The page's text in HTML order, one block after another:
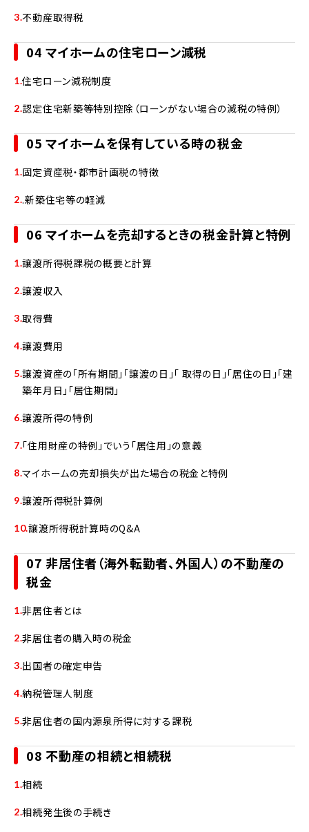
不動産取得税
04 マイホームの住宅ローン減税
住宅ローン減税制度
認定住宅新築等特別控除（ローンがない場合の減税の特例）
05 マイホームを保有している時の税金
固定資産税・都市計画税の特徴
.新築住宅等の軽減
06 マイホームを売却するときの税金計算と特例
譲渡所得税課税の概要と計算
譲渡収入
取得費
譲渡費用
譲渡資産の「所有期間」「譲渡の日」「 取得の日」「居住の日」「建
築年月日」「居住期間」
譲渡所得の特例
「住用財産の特例」でいう「居住用」の意義
マイホームの売却損失が出た場合の税金と特例
譲渡所得税計算例
譲渡所得税計算時のQ&A
07 非居住者（海外転勤者、外国人）の不動産の
税金
非居住者とは
非居住者の購入時の税金
出国者の確定申告
納税管理人制度
非居住者の国内源泉所得に対する課税
08 不動産の相続と相続税
相続
相続発生後の手続き